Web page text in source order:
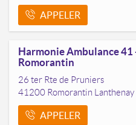
Montrichard-Val-De-Loire
Romorantin-Lanthenay
Saint-Amand-Lompre
Savigny-Sur-Braye
APPELER
Harmonie Ambulance 41
Romorantin
26 ter Rte de Pruniers
41200 Romorantin Lanthenay
APPELER